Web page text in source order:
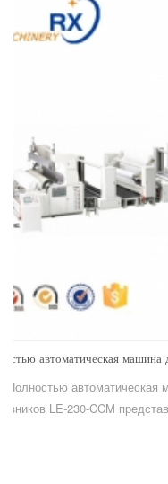
Полностью
подгузников LE-120-